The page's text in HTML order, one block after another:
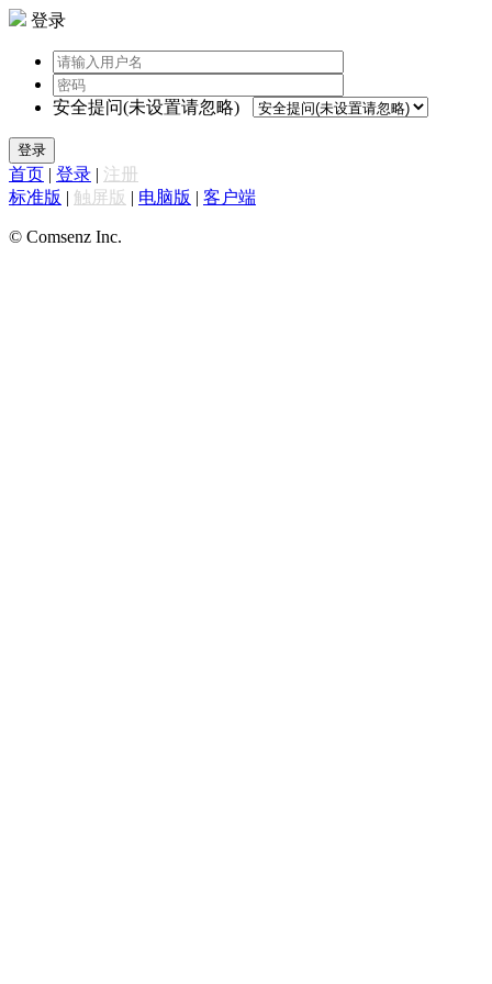
登录
安全提问(未设置请忽略)
登录
首页 | 登录 | 注册
标准版 | 触屏版 | 电脑版 | 客户端
© Comsenz Inc.